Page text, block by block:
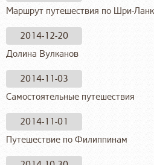
Маршрут путешествия по Шри-
2014-12-20
Долина Вулканов
2014-11-03
Самостоятельные путешествия
2014-11-01
Путешествие по Филиппинам